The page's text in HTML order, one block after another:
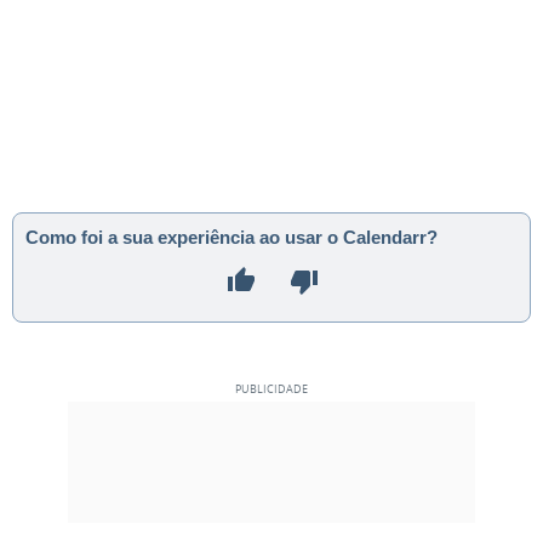
Como foi a sua experiência ao usar o Calendarr?